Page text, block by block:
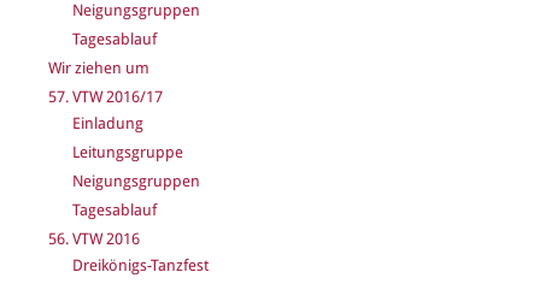
Neigungsgruppen
Tagesablauf
Wir ziehen um
57. VTW 2016/17
Einladung
Leitungsgruppe
Neigungsgruppen
Tagesablauf
56. VTW 2016
Dreikönigs-Tanzfest